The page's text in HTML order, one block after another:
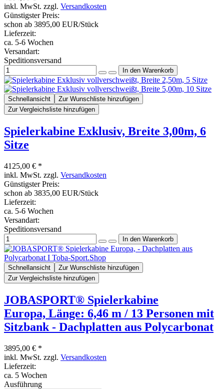
inkl. MwSt. zzgl. Versandkosten
Günstigster Preis:
schon ab 3895,00 EUR/Stück
Lieferzeit:
ca. 5-6 Wochen
Versandart:
Speditionsversand
Schnellansicht
Zur Wunschliste hinzufügen
Zur Vergleichsliste hinzufügen
Spielerkabine Exklusiv, Breite 3,00m, 6
Sitze
4125,00 € *
inkl. MwSt. zzgl. Versandkosten
Günstigster Preis:
schon ab 3835,00 EUR/Stück
Lieferzeit:
ca. 5-6 Wochen
Versandart:
Speditionsversand
Schnellansicht
Zur Wunschliste hinzufügen
Zur Vergleichsliste hinzufügen
JOBASPORT® Spielerkabine
Europa, Länge: 6,46 m / 13 Personen mit
Sitzbank - Dachplatten aus Polycarbonat
3895,00 € *
inkl. MwSt. zzgl. Versandkosten
Lieferzeit:
ca. 5 Wochen
Ausführung